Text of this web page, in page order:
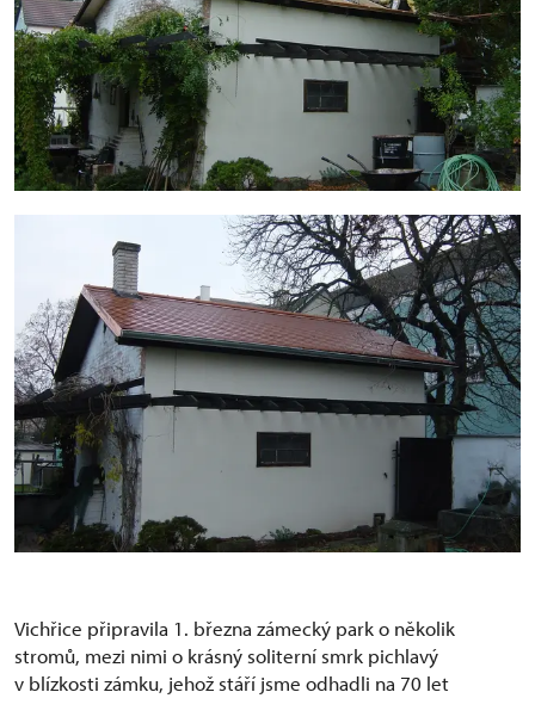
Vichřice připravila 1. března zámecký park o několik
stromů, mezi nimi o krásný soliterní smrk pichlavý
v blízkosti zámku, jehož stáří jsme odhadli na 70 let